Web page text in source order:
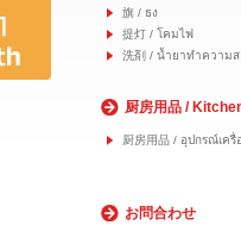
旗 / ธง
提灯 / โคมไฟ
洗剤 / น้ำยาทำความ
厨房用品 /
厨房用品 / อุปกรณ์เครื่
お問合わせ